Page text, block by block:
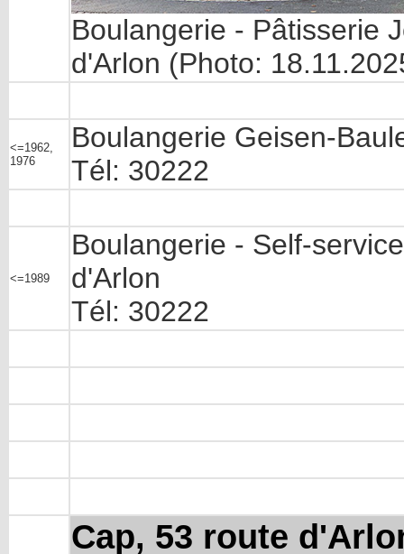
Boulangerie - Pâtisserie
d'Arlon (Photo:
<=1962,
1976
Boulangerie Geisen-
Tél: 30222
<=1989
Boulangerie - Self-
d'Arlon
Tél: 30222
Cap, 53 route